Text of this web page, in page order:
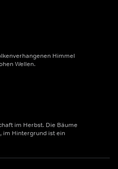
Himmel
Wellen.
im Herbst. Die Bäume
im Hintergrund ist ein